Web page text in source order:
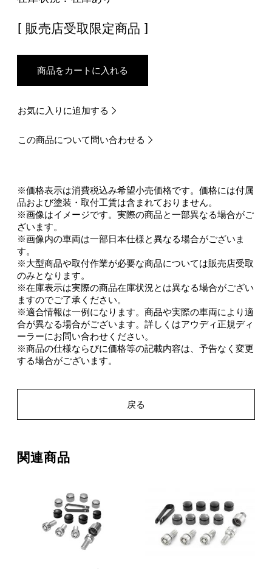
[ 販売店受取限定商品 ]
商品をカートに入れる
お気に入りに追加する
この商品について問い合わせる
※価格表示は消費税込み希望小売価格です。価格には付属
品および塗装・取付工賃は含まれておりません。
※画像はイメージです。実際の商品と一部異なる場合がご
ざいます。
※画像内の車両は一部日本仕様と異なる場合がございま
す。
※大型商品や取付作業が必要な商品については販売店受取
のみとなります。
※在庫表示は実際の商品在庫状況とは異なる場合がござい
ますのでご了承ください。
※適合情報は一例になります。商品や実際の車両により適
合が異なる場合がございます。詳しくはアウディ正規ディ
ーラーにお問い合わせください。
※商品の仕様ならびに価格等の記載内容は、予告なく変更
する場合がございます。
戻る
関連商品